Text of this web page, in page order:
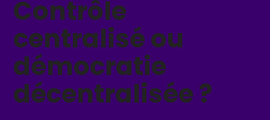
Contrôle
centralisé ou
démocratie
décentralisée ?